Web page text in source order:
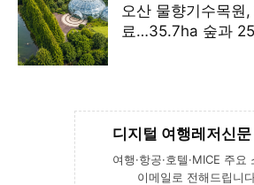
오산 물향기수목원
료…35.7ha 숲과
디지털 여행레저신
여행·항공·호텔·MICE 주요
이메일로 전해드립니